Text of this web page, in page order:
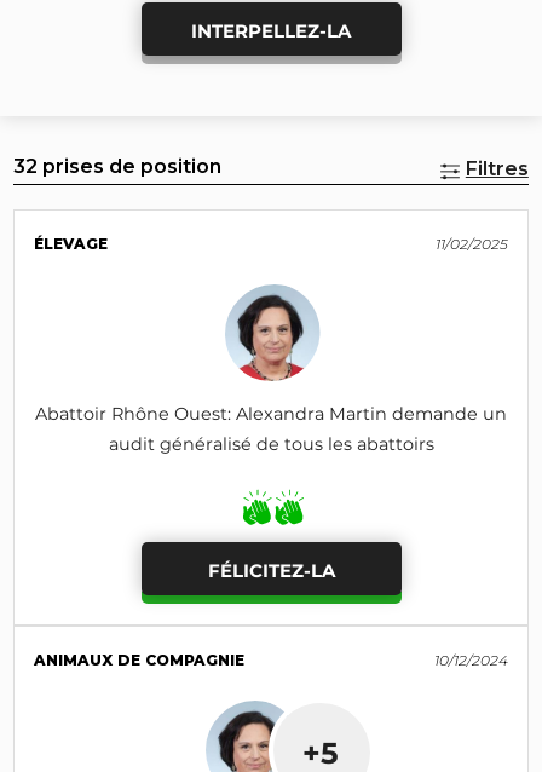
INTERPELLEZ-LA
32 prises de position Filtres
ÉLEVAGE 11/02/2025
Abattoir Rhône Ouest: Alexandra Martin demande un
audit généralisé de tous les abattoirs
FÉLICITEZ-LA
ANIMAUX DE COMPAGNIE 10/12/2024
+5